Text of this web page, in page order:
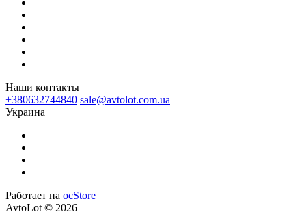
Наши контакты
+380632744840 sale@avtolot.com.ua
Украина
Работает на ocStore
AvtoLot © 2026